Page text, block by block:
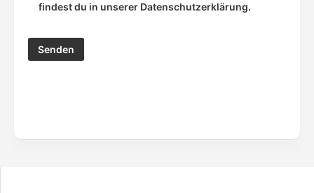
findest du in unserer Datenschutzerklärung.